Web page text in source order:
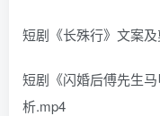
短剧《长殊行》文案
短剧《闪婚后傅先生
析.mp4